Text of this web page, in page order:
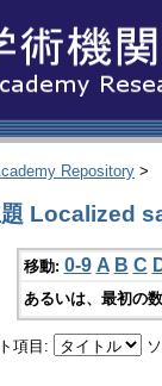
Repository >
題 Localized
移動: 0-9 A B C
あるいは、最初の
項目: